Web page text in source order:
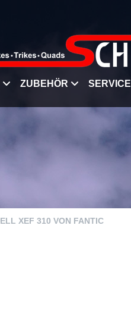
ZUBEHÖR SERVICE
XEF 310 VON FANTIC